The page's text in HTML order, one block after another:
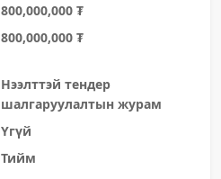
800,000,000 ₮
800,000,000 ₮
Нээлттэй тендер
шалгаруулалтын журам
Үгүй
Тийм